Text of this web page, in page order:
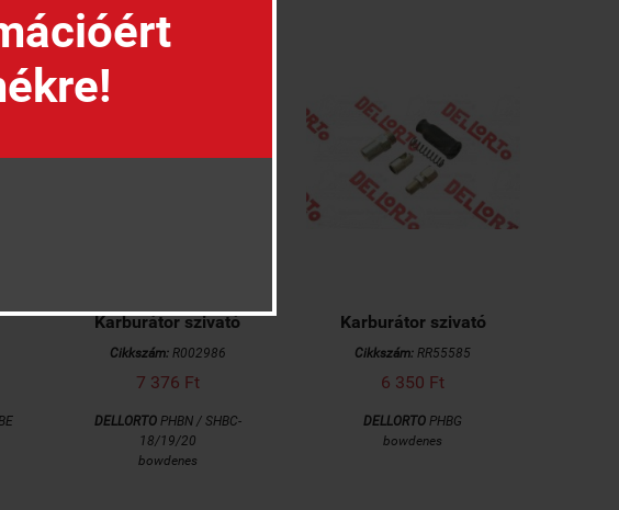
Karburátor szivató
Cikkszám:R002986
7 376 Ft
DELLORTO PHBN / SHBC-
18/19/20
bowdenes
Karburátor szivató
Cikkszám: RR55585
6 350 Ft
DELLORTOPHBG
bowdenes